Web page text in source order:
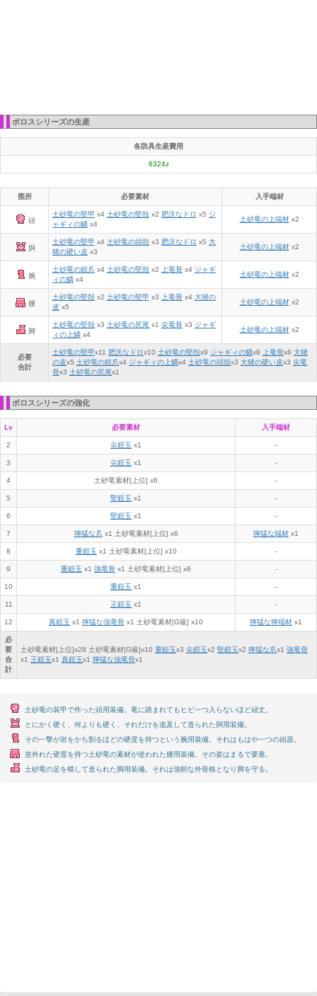
ボロスシリーズの生産
各防具生産費用
6324z
箇所 必要素材 入手端材
頭
土砂竜の堅甲 x4 土砂竜の堅殻 x2 肥沃なドロ x5 ジ
ャギィの鱗 x4
土砂竜の上端材x2
胴
土砂竜の堅甲 x4 土砂竜の頭殻 x3 肥沃なドロ x5 大
猪の硬い皮 x3
土砂竜の上端材x2
腕
土砂竜の鋭爪 x4 土砂竜の堅殻 x2 上竜骨 x4 ジャギ
ィの鱗 x4
土砂竜の上端材x2
腰
土砂竜の堅殻 x2 土砂竜の堅甲 x3 上竜骨 x4 大猪の
皮 x5
土砂竜の上端材x2
脚
土砂竜の堅殻 x3 土砂竜の尻尾 x1 尖竜骨 x3 ジャギ
ィの上鱗 x4
土砂竜の上端材x2
必要
合計
土砂竜の堅甲x11 肥沃なドロx10 土砂竜の堅殻x9 ジャギィの鱗x8 上竜骨x8 大猪
の皮x5 土砂竜の鋭爪x4 ジャギィの上鱗x4 土砂竜の頭殻x3 大猪の硬い皮x3 尖竜
骨x3 土砂竜の尻尾x1
ボロスシリーズの強化
Lv 必要素材 入手端材
2 尖鎧玉 x1 -
3 尖鎧玉 x1 -
4 土砂竜素材[上位] x6 -
5 堅鎧玉 x1 -
6 堅鎧玉 x1 -
7 獰猛な爪 x1 土砂竜素材[上位] x6 獰猛な端材 x1
8 重鎧玉 x1 土砂竜素材[上位] x10 -
9 重鎧玉 x1 強竜骨 x1 土砂竜素材[上位] x6 -
10 重鎧玉 x1 -
11 王鎧玉 x1 -
12 真鎧玉 x1 獰猛な強竜骨 x1 土砂竜素材[G級] x10 獰猛な獰端材 x1
必
要
合
計
土砂竜素材[上位]x28 土砂竜素材[G級]x10 重鎧玉x3 尖鎧玉x2 堅鎧玉x2 獰猛な爪x1 強竜骨
x1 王鎧玉x1 真鎧玉x1 獰猛な強竜骨x1
土砂竜の装甲で作った頭用装備。竜に踏まれてもヒビ一つ入らないほど頑丈。
とにかく硬く、何よりも硬く、それだけを追及して造られた胴用装備。
その一撃が岩をかち割るほどの硬度を持つという腕用装備。それはもはや一つの凶器。
並外れた硬度を持つ土砂竜の素材が使われた腰用装備。その姿はまるで要塞。
土砂竜の足を模して造られた脚用装備。それは強靭な外骨格となり脚を守る。